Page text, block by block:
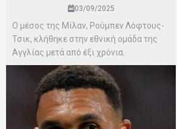
03/09/2025
Ο μέσος της Μίλαν, Ρούμπεν Λόφτους-
Τσικ, κλήθηκε στην εθνική ομάδα της
Αγγλίας μετά από έξι χρόνια.